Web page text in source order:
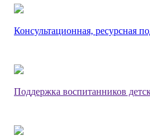
Консультационная, ресурсная
Поддержка воспитанников